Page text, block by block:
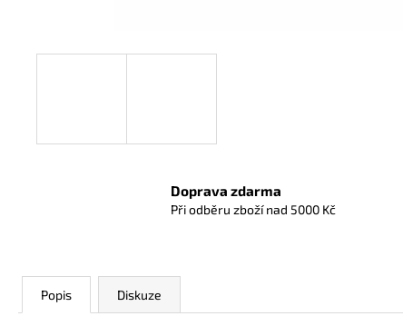
Doprava zdarma
Při odběru zboží nad 5000 Kč
Popis Diskuze